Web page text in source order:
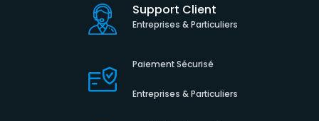
Support Client
Entreprises & Particuliers
Paiement Sécurisé
Entreprises & Particuliers